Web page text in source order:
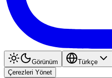
Görünüm
Türkçe
Çerezleri Yönet